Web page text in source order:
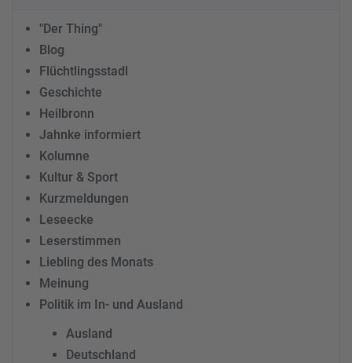
"Der Thing"
Blog
Flüchtlingsstadl
Geschichte
Heilbronn
Jahnke informiert
Kolumne
Kultur & Sport
Kurzmeldungen
Leseecke
Leserstimmen
Liebling des Monats
Meinung
Politik im In- und Ausland
Ausland
Deutschland